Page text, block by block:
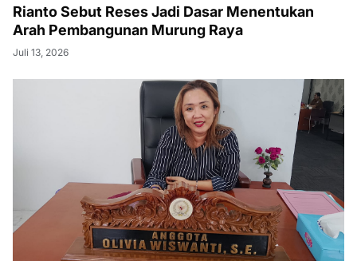
Rianto Sebut Reses Jadi Dasar Menentukan
Arah Pembangunan Murung Raya
Juli 13, 2026